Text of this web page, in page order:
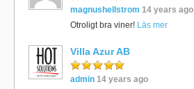
magnushellstrom 14 years ago
Otroligt bra viner! Läs mer
Villa Azur AB
admin 14 years ago